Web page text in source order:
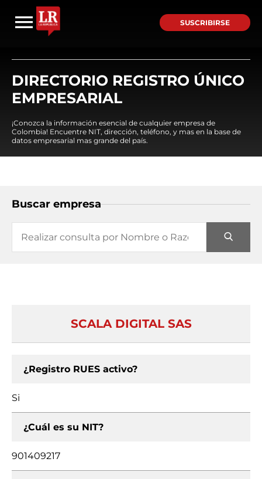
SUSCRIBIRSE
DIRECTORIO REGISTRO ÚNICO
EMPRESARIAL
¡Conozca la información esencial de cualquier empresa de
Colombia! Encuentre NIT, dirección, teléfono, y mas en la base de
datos empresarial mas grande del país.
Buscar empresa
SCALA DIGITAL SAS
¿Registro RUES activo?
Si
¿Cuál es su NIT?
901409217